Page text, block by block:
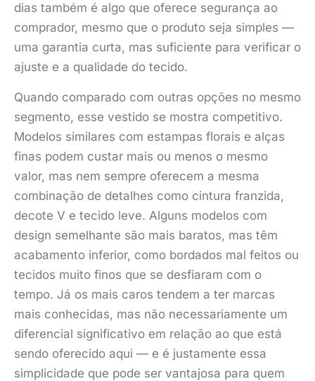
dias também é algo que oferece segurança ao
comprador, mesmo que o produto seja simples —
uma garantia curta, mas suficiente para verificar o
ajuste e a qualidade do tecido.
Quando comparado com outras opções no mesmo
segmento, esse vestido se mostra competitivo.
Modelos similares com estampas florais e alças
finas podem custar mais ou menos o mesmo
valor, mas nem sempre oferecem a mesma
combinação de detalhes como cintura franzida,
decote V e tecido leve. Alguns modelos com
design semelhante são mais baratos, mas têm
acabamento inferior, como bordados mal feitos ou
tecidos muito finos que se desfiaram com o
tempo. Já os mais caros tendem a ter marcas
mais conhecidas, mas não necessariamente um
diferencial significativo em relação ao que está
sendo oferecido aqui — e é justamente essa
simplicidade que pode ser vantajosa para quem